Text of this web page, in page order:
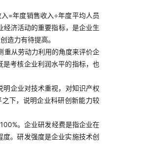
=年度销售收入÷年度平均人员
济活动的重要指标，是企业生
造力有待提高。
重从劳动力利用的角度来评价企
考核企业利润水平的指标，也
企业对技术重视，对知识产权
下，说明企业科研创新能力较
。企业研发经费是指企业在
。研发强度是企业实施技术创